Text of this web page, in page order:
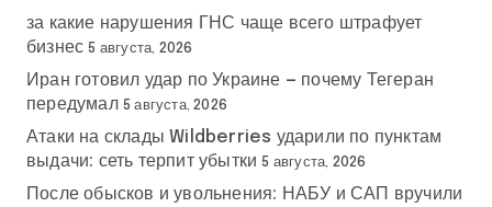
за какие нарушения ГНС чаще всего штрафует
бизнес 5 августа, 2026
Иран готовил удар по Украине — почему Тегеран
передумал 5 августа, 2026
Атаки на склады Wildberries ударили по пунктам
выдачи: сеть терпит убытки 5 августа, 2026
После обысков и увольнения: НАБУ и САП вручили